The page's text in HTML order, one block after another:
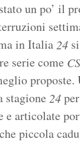
un po’ il
in Italia24
serie come
stagione 24
e articolate
piccola